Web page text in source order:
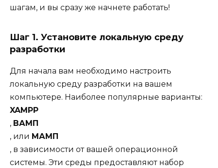
шагам, и вы сразу же начнете работать!
Шаг 1. Установите локальную среду
разработки
Для начала вам необходимо настроить
локальную среду разработки на вашем
компьютере. Наиболее популярные варианты:
XAMPP
, ВАМП
, или МАМП
, в зависимости от вашей операционной
системы. Эти среды предоставляют набор